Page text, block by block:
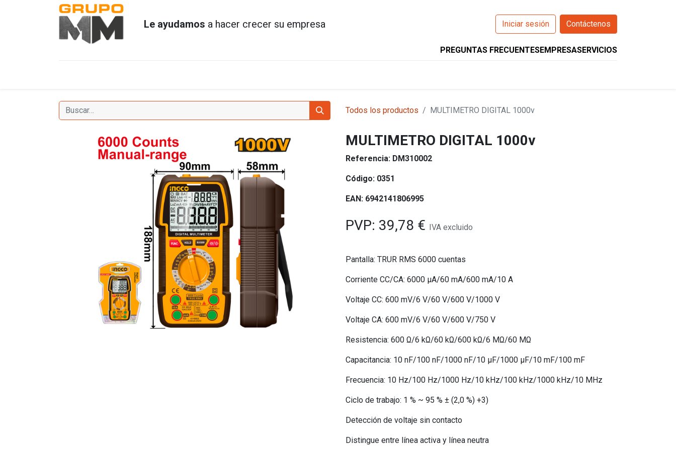
Le ayudamos a hacer crecer su empresa Iniciar sesión Contáctenos
PREGUNTAS FRECUENTESEMPRESASERVICIOS
Todos los productos MULTIMETRO DIGITAL 1000v
MULTIMETRO DIGITAL 1000v
Referencia: DM310002
Código: 0351
EAN: 6942141806995
PVP: 39,78 € IVA excluido
Pantalla: TRUR RMS 6000 cuentas
Corriente CC/CA: 6000 µA/60 mA/600 mA/10 A
Voltaje CC: 600 mV/6 V/60 V/600 V/1000 V
Voltaje CA: 600 mV/6 V/60 V/600 V/750 V
Resistencia: 600 Ω/6 kΩ/60 kΩ/600 kΩ/6 MΩ/60 MΩ
Capacitancia: 10 nF/100 nF/1000 nF/10 µF/1000 µF/10 mF/100 mF
Frecuencia: 10 Hz/100 Hz/1000 Hz/10 kHz/100 kHz/1000 kHz/10 MHz
Ciclo de trabajo: 1 % ~ 95 % ± (2,0 %) +3)
Detección de voltaje sin contacto
Distingue entre línea activa y línea neutra